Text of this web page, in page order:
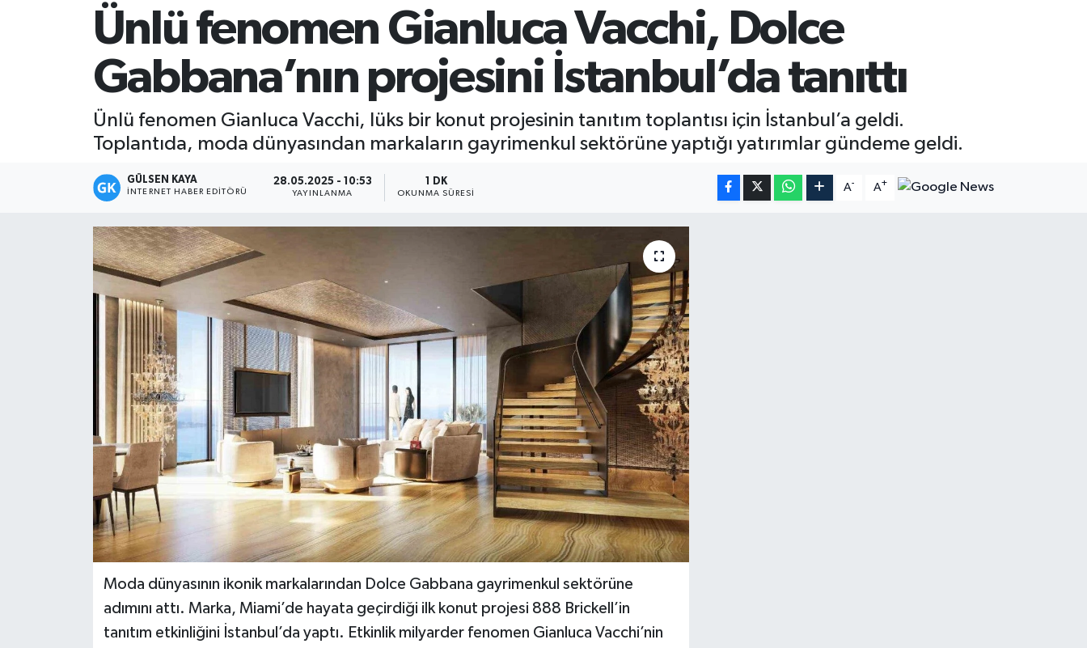
Ünlü fenomen Gianluca Vacchi, Dolce
Gabbana’nın projesini İstanbul’da tanıttı
Ünlü fenomen Gianluca Vacchi, lüks bir konut projesinin tanıtım toplantısı için İstanbul’a geldi.
Toplantıda, moda dünyasından markaların gayrimenkul sektörüne yaptığı yatırımlar gündeme geldi.
GÜLSEN KAYA
İNTERNET HABER EDITÖRÜ
28.05.2025 - 10:53
YAYINLANMA
1 DK
OKUNMA SÜRESI
A- A+
Moda dünyasının ikonik markalarından Dolce Gabbana gayrimenkul sektörüne
adımını attı. Marka, Miami’de hayata geçirdiği ilk konut projesi 888 Brickell’in
tanıtım etkinliğini İstanbul’da yaptı. Etkinlik milyarder fenomen Gianluca Vacchi’nin
Magazin
Mersin Tarihi
Özel Haber
Politika
Resmi İlan
Sürmanşet